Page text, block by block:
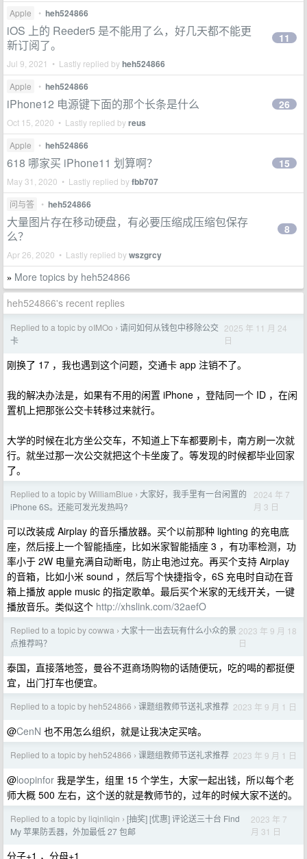
Apple • heh524866
iOS 上的 Reeder5 是不能用了么，好几天都不能更
新订阅了。
Jul 9, 2021 • Lastly replied byheh524866
11
Apple • heh524866
iPhone12 电源键下面的那个长条是什么
Oct 15, 2020 • Lastly replied byreus
26
Apple • heh524866
618 哪家买 iPhone11 划算啊？
May 31, 2020 • Lastly replied byfbb707
15
问与答 • heh524866
大量图片存在移动硬盘，有必要压缩成压缩包保存
么？
Apr 26, 2020 • Lastly replied bywszgrcy
8
» More topics by heh524866
heh524866's recent replies
Replied to a topic by oIMOo › 请问如何从钱包中移除公交
卡
2025 年 11 月 24
日
刚换了 17 ，我也遇到这个问题，交通卡 app 注销不了。
我的解决办法是，如果有不用的闲置 iPhone ，登陆同一个 ID ，在闲
置机上把那张公交卡转移过来就行。
大学的时候在北方坐公交车，不知道上下车都要刷卡，南方刷一次就
行。就坐过那一次公交就把这个卡坐废了。等发现的时候都毕业回家
了。
Replied to a topic by WilliamBlue › 大家好，我手里有一台闲置的
iPhone 6S。还能可发光发热吗?
2024 年 7
月 3 日
可以改装成 Airplay 的音乐播放器。买个以前那种 lighting 的充电底
座，然后接上一个智能插座，比如米家智能插座 3 ，有功率检测，功
率小于 2W 电量充满自动断电，防止电池过充。再买个支持 Airplay
的音箱，比如小米 sound ，然后写个快捷指令，6S 充电时自动在音
箱上播放 apple music 的指定歌单。最后买个米家的无线开关，一键
播放音乐。类似这个 http://xhslink.com/32aefO
Replied to a topic by cowwa › 大家十一出去玩有什么小众的景
点推荐吗？
2023 年 9 月 18
日
泰国，直接落地签，曼谷不逛商场购物的话随便玩，吃的喝的都挺便
宜，出门打车也便宜。
Replied to a topic by heh524866 › 课题组教师节送礼求推荐 2023 年 9 月 1 日
@CenN 也不用怎么组织，就是让我决定买啥。
Replied to a topic by heh524866 › 课题组教师节送礼求推荐 2023 年 9 月 1 日
@loopinfor 我是学生，组里 15 个学生，大家一起出钱，所以每个老
师大概 500 左右，这个送的就是教师节的，过年的时候大家不送的。
Replied to a topic by liqinliqin › [抽奖] [优惠] 评论送三十台 Find
My 苹果防丢器，外加最低 27 包邮
2023 年 7
月 31 日
分子+1 ，分母+1